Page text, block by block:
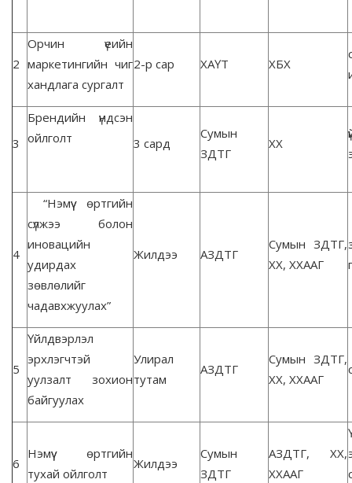
2
Орчин үеийн
маркетингийн чиг
хандлага сургалт
2-р сар ХАҮТ ХБХ
3
Брендийн үндсэн
ойлголт
3 сард
Сумын
ЗДТГ
ХХ
4
“Нэмүү өртгийн
сүлжээ болон
иновацийн
удирдах
зөвлөлийг
чадавхжуулах”
Жилдээ АЗДТГ
Сумын ЗДТГ,
ХХ, ХХААГ
5
Үйлдвэрлэл
эрхлэгчтэй
уулзалт зохион
байгуулах
Улирал
тутам
АЗДТГ
Сумын ЗДТГ,
ХХ, ХХААГ
6
Нэмүү өртгийн
тухай ойлголт
Жилдээ
Сумын
ЗДТГ
АЗДТГ, ХХ,
ХХААГ